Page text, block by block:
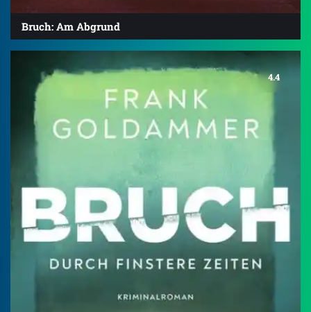
Bruch: Am Abgrund
4.4